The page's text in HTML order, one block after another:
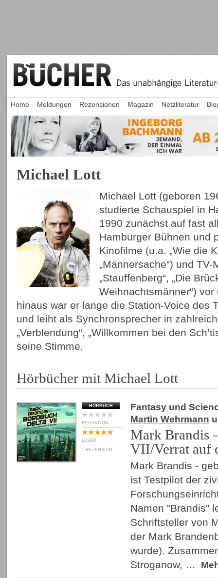
Michael Lott
Michael Lott (geboren
studierte Schauspiel in
1990 zunächst auf fast
Hamburger Bühnen und
Kinofilme (u.a. „Wie die
„Männersache“) und
„Stauffenberg“, „Die
Weihnachtsmänner“) vor
hinaus war er lange die Station-Voice des
und leiht als Synchronsprecher in
„Verblendung“, „Willkommen bei den
seine Stimme.
Hörbücher mit Michael Lott
HÖRBUCH
REDAKTION
LESER
1 REZENSION
Fantasy und
Martin Wehrmann
Mark Brandis
VII/Verrat auf
Mark Brandis -
ist Testpilot der
Namen "Brandis"
Schriftsteller von
der Mark
wurde).
Stroganow, …
Home Meldungen Rezensionen Magazin Netzliteratur